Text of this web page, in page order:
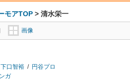
モアTOP > 清水栄一
画像
下口智裕 /
円谷プロ
ガ